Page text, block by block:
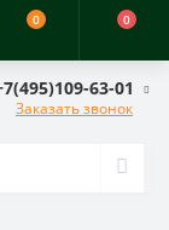
0 0
63-01
Заказать звонок